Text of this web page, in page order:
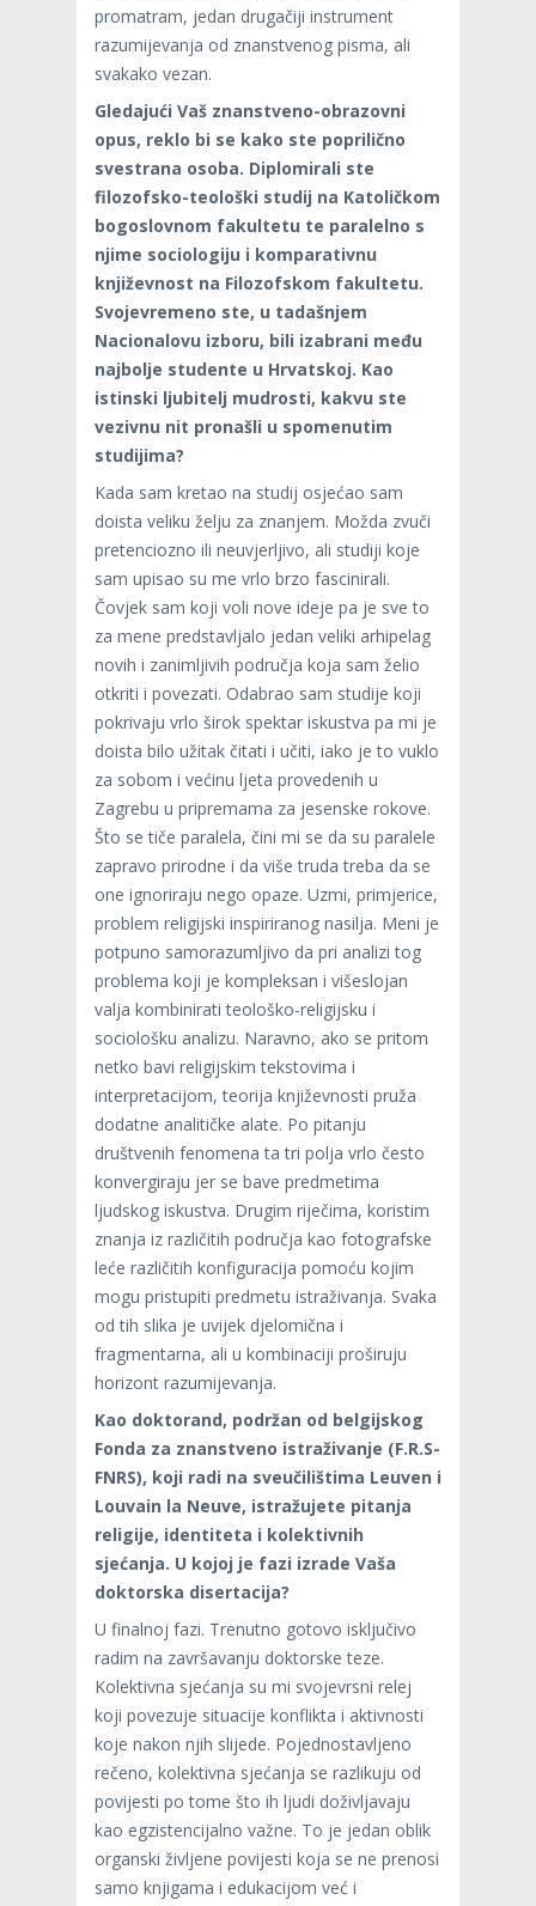
promatram, jedan drugačiji instrument
razumijevanja od znanstvenog pisma, ali
svakako vezan.
Gledajući Vaš znanstveno-obrazovni
opus, reklo bi se kako ste poprilično
svestrana osoba. Diplomirali ste
filozofsko-teološki studij na Katoličkom
bogoslovnom fakultetu te paralelno s
njime sociologiju i komparativnu
književnost na Filozofskom fakultetu.
Svojevremeno ste, u tadašnjem
Nacionalovu izboru, bili izabrani među
najbolje studente u Hrvatskoj. Kao
istinski ljubitelj mudrosti, kakvu ste
vezivnu nit pronašli u spomenutim
studijima?
Kada sam kretao na studij osjećao sam
doista veliku želju za znanjem. Možda zvuči
pretenciozno ili neuvjerljivo, ali studiji koje
sam upisao su me vrlo brzo fascinirali.
Čovjek sam koji voli nove ideje pa je sve to
za mene predstavljalo jedan veliki arhipelag
novih i zanimljivih područja koja sam želio
otkriti i povezati. Odabrao sam studije koji
pokrivaju vrlo širok spektar iskustva pa mi je
doista bilo užitak čitati i učiti, iako je to vuklo
za sobom i većinu ljeta provedenih u
Zagrebu u pripremama za jesenske rokove.
Što se tiče paralela, čini mi se da su paralele
zapravo prirodne i da više truda treba da se
one ignoriraju nego opaze. Uzmi, primjerice,
problem religijski inspiriranog nasilja. Meni je
potpuno samorazumljivo da pri analizi tog
problema koji je kompleksan i višeslojan
valja kombinirati teološko-religijsku i
sociološku analizu. Naravno, ako se pritom
netko bavi religijskim tekstovima i
interpretacijom, teorija književnosti pruža
dodatne analitičke alate. Po pitanju
društvenih fenomena ta tri polja vrlo često
konvergiraju jer se bave predmetima
ljudskog iskustva. Drugim riječima, koristim
znanja iz različitih područja kao fotografske
leće različitih konfiguracija pomoću kojim
mogu pristupiti predmetu istraživanja. Svaka
od tih slika je uvijek djelomična i
fragmentarna, ali u kombinaciji proširuju
horizont razumijevanja.
Kao doktorand, podržan od belgijskog
Fonda za znanstveno istraživanje (F.R.S-
FNRS), koji radi na sveučilištima Leuven i
Louvain la Neuve, istražujete pitanja
religije, identiteta i kolektivnih
sjećanja. U kojoj je fazi izrade Vaša
doktorska disertacija?
U finalnoj fazi. Trenutno gotovo isključivo
radim na završavanju doktorske teze.
Kolektivna sjećanja su mi svojevrsni relej
koji povezuje situacije konflikta i aktivnosti
koje nakon njih slijede. Pojednostavljeno
rečeno, kolektivna sjećanja se razlikuju od
povijesti po tome što ih ljudi doživljavaju
kao egzistencijalno važne. To je jedan oblik
organski življene povijesti koja se ne prenosi
samo knjigama i edukacijom već i